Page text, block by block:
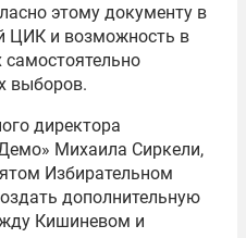
этому документу в
ЦИК и возможность в
выборов.
директора
Михаила Сиркели,
Избирательном
дополнительную
Кишиневом и